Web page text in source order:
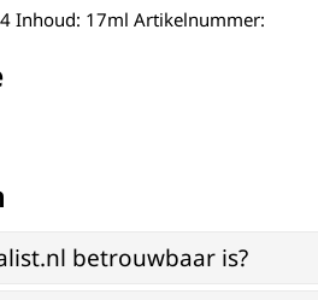
Inhoud: 17ml Artikelnummer:
betrouwbaar is?